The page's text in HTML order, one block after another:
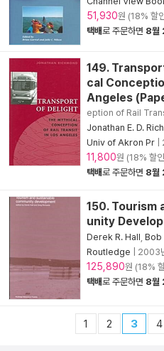
51,930원 (18% 할
택배로 주문하면 8월
149.
cal
Angeles
eption of Rail
Jonathan E. D.
Univ of Akron Pr
11,800원 (18% 할
택배로 주문하면 8월
150. Tourism
unity
Derek R. Hall Bob
Routledge
2003
125,890원 (18%
택배로 주문하면 8월
1 2 3 4